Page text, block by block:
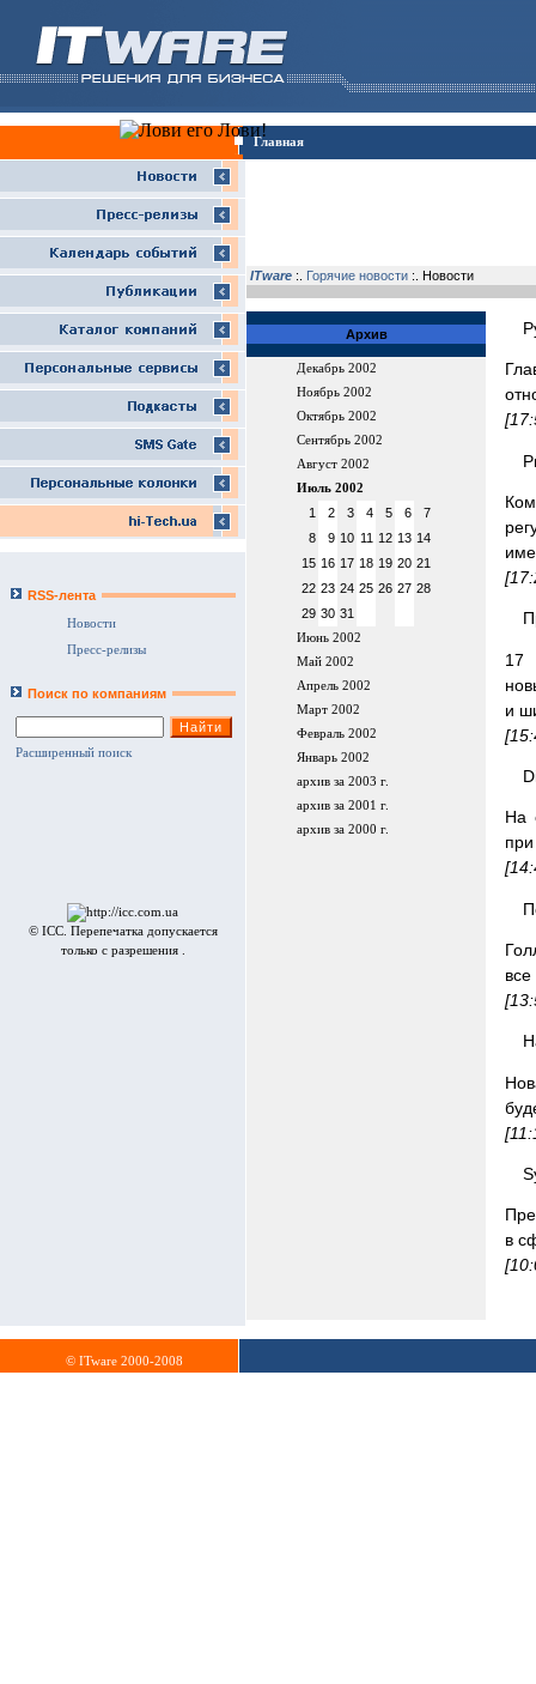
Главная
RSS-лента
Новости
Пресс-релизы
Поиск по компаниям
Расширенный поиск
© ICC. Перепечатка допускается
только с разрешения .
ITware :. Горячие новости :. Новости
Архив
Декабрь 2002
Ноябрь 2002
Октябрь 2002
Сентябрь 2002
Август 2002
Июль 2002
1 2 3 4 5 6
7
8
9 10 11 12 13 14
15 16 17 18 19 20 21
22 23 24 25 26 27 28
29 30 31
Июнь 2002
Май 2002
Апрель 2002
Март 2002
Февраль 2002
Январь 2002
архив за 2003 г.
архив за 2001 г.
архив за 2000 г.
17
и
На
в
© ITware 2000-2008